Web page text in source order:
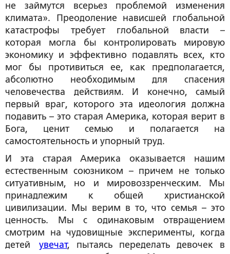
не займутся всерьез проблемой изменения
климата». Преодоление нависшей глобальной
катастрофы требует глобальной власти –
которая могла бы контролировать мировую
экономику и эффективно подавлять всех, кто
мог бы противиться ее, как предполагается,
абсолютно необходимым для спасения
человечества действиям. И конечно, самый
первый враг, которого эта идеология должна
подавить – это старая Америка, которая верит в
Бога, ценит семью и полагается на
самостоятельность и упорный труд.
И эта старая Америка оказывается нашим
естественным союзником – причем не только
ситуативным, но и мировоззренческим. Мы
принадлежим к общей христианской
цивилизации. Мы верим в то, что семья – это
ценность. Мы с одинаковым отвращением
смотрим на чудовищные эксперименты, когда
детей увечат, пытаясь переделать девочек в